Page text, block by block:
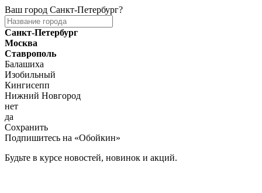
Ваш город Санкт-Петербург?
Санкт-Петербург
Москва
Ставрополь
Балашиха
Изобильный
Кингисепп
Нижний Новгород
нет
да
Сохранить
Подпишитесь на «Обойкин»
Будьте в курсе новостей, новинок и акций.